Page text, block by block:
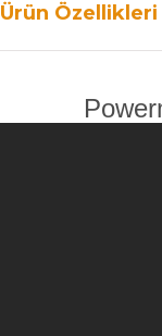
Ürün Özellikleri